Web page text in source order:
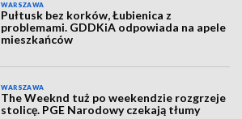
WARSZAWA
Pułtusk bez korków, Łubienica z
problemami. GDDKiA odpowiada na apele
mieszkańców
WARSZAWA
The Weeknd tuż po weekendzie rozgrzeje
stolicę. PGE Narodowy czekają tłumy